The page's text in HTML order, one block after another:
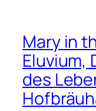
Mary in
Eluvium,
des